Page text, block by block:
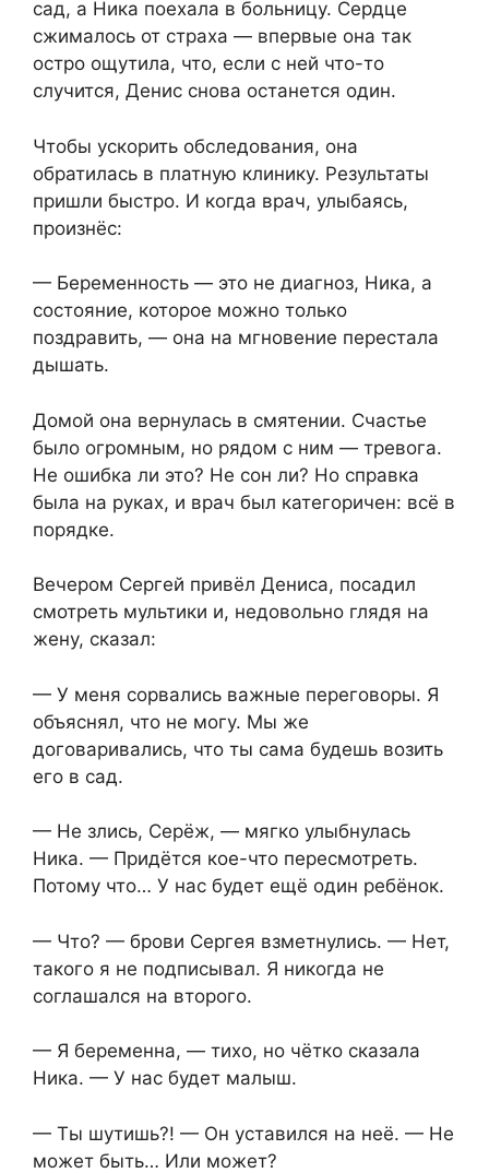
сад, а Ника поехала в больницу. Сердце
сжималось от страха — впервые она так
остро ощутила, что, если с ней что-то
случится, Денис снова останется один.
Чтобы ускорить обследования, она
обратилась в платную клинику. Результаты
пришли быстро. И когда врач, улыбаясь,
произнёс:
— Беременность — это не диагноз, Ника, а
состояние, которое можно только
поздравить, — она на мгновение перестала
дышать.
Домой она вернулась в смятении. Счастье
было огромным, но рядом с ним — тревога.
Не ошибка ли это? Не сон ли? Но справка
была на руках, и врач был категоричен: всё в
порядке.
Вечером Сергей привёл Дениса, посадил
смотреть мультики и, недовольно глядя на
жену, сказал:
— У меня сорвались важные переговоры. Я
объяснял, что не могу. Мы же
договаривались, что ты сама будешь возить
его в сад.
— Не злись, Серёж, — мягко улыбнулась
Ника. — Придётся кое-что пересмотреть.
Потому что… У нас будет ещё один ребёнок.
— Что? — брови Сергея взметнулись. — Нет,
такого я не подписывал. Я никогда не
соглашался на второго.
— Я беременна, — тихо, но чётко сказала
Ника. — У нас будет малыш.
— Ты шутишь?! — Он уставился на неё. — Не
может быть… Или может?